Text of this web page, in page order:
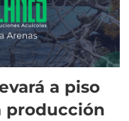
a piso
producción